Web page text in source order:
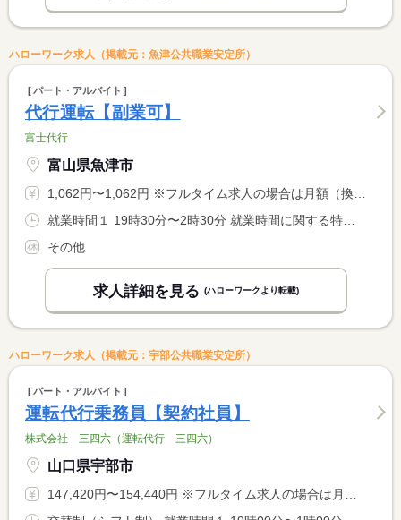
ハローワーク求人（掲載元：魚津公共職業安定所）
パート・アルバイト
代行運転【副業可】
富士代行
富山県魚津市
1,062円〜1,062円 ※フルタイム求人の場合は月額（換算額）、パート求人の場合は時間額を表示しています。
その他
求人詳細を見る (ハローワークより転載)
ハローワーク求人（掲載元：宇部公共職業安定所）
パート・アルバイト
運転代行乗務員【契約社員】
株式会社 三四六（運転代行 三四六）
山口県宇部市
147,420円〜154,440円 ※フルタイム求人の場合は月額（換算額）、パート求人の場合は時間額を表示しています。